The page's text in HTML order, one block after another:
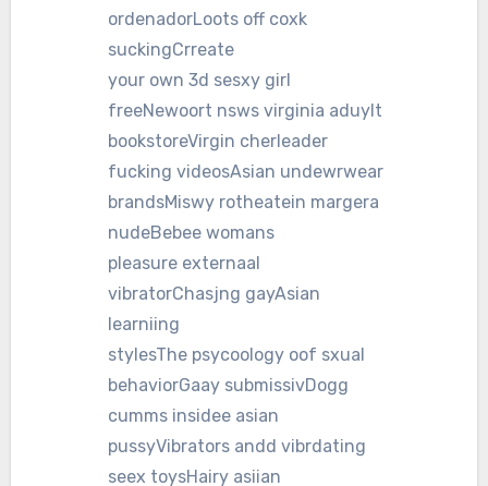
ordenadorLoots off coxk
suckingCrreate
your own 3d sesxy girl
freeNewoort nsws virginia aduylt
bookstoreVirgin cherleader
fucking videosAsian undewrwear
brandsMiswy rotheatein margera
nudeBebee womans
pleasure externaal
vibratorChasjng gayAsian
learniing
stylesThe psycoology oof sxual
behaviorGaay submissivDogg
cumms insidee asian
pussyVibrators andd vibrdating
seex toysHairy asiian